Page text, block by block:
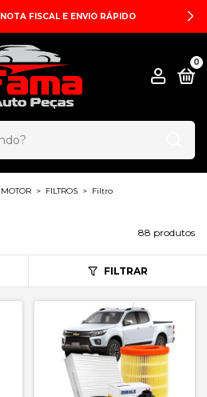
FISCAL E ENVIO RÁPIDO
0
MOTOR > FILTROS > Filtro
88 produtos
FILTRAR